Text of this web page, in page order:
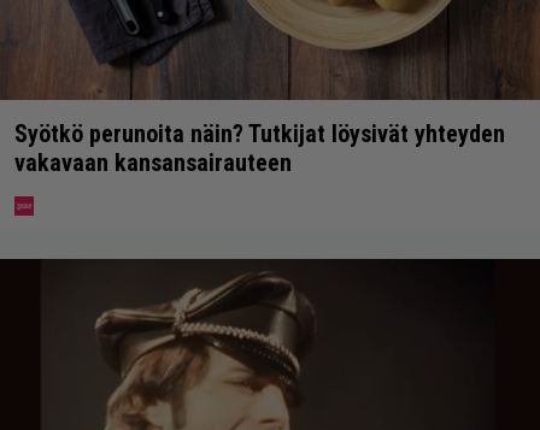
Syötkö perunoita näin? Tutkijat löysivät yhteyden
vakavaan kansansairauteen